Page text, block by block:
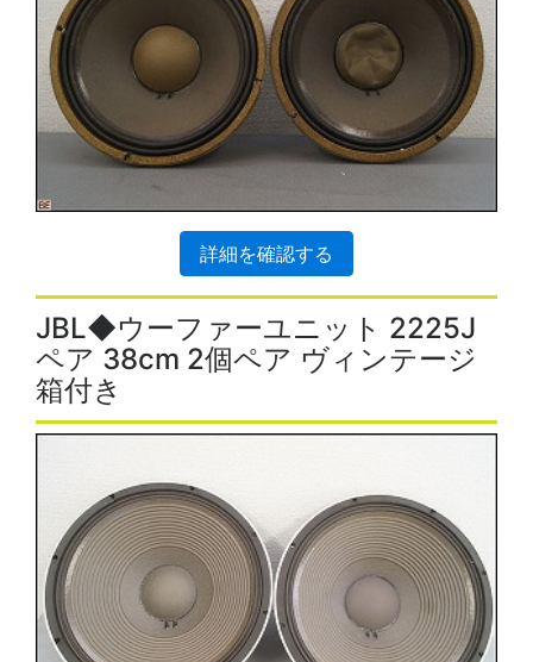
詳細を確認する
JBL◆ウーファーユニット 2225J
ペア 38cm 2個ペア ヴィンテージ
箱付き